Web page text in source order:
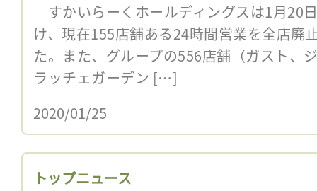
すかいらーくホールディングスは1月20
け、現在155店舗ある24時間営業を全店廃
た。また、グループの556店舗（ガスト、
ラッチェガーデン […]
2020/01/25
トップニュース